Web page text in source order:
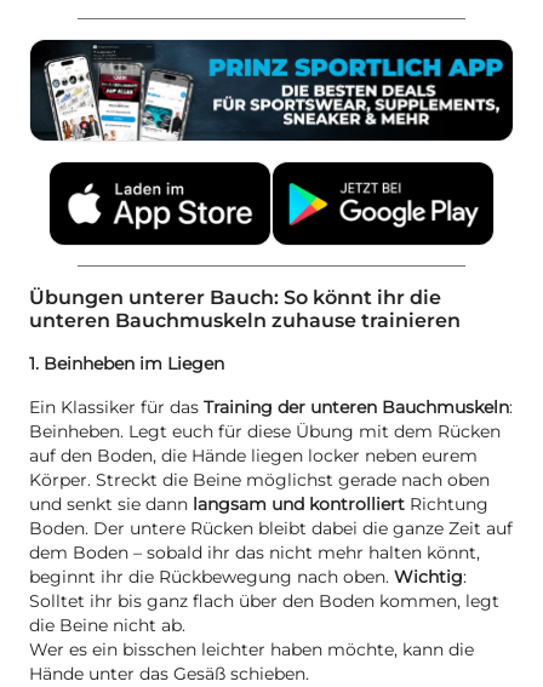
Übungen unterer Bauch: So könnt ihr die
unteren Bauchmuskeln zuhause trainieren
1. Beinheben im Liegen
Ein Klassiker für das Training der unteren Bauchmuskeln:
Beinheben. Legt euch für diese Übung mit dem Rücken
auf den Boden, die Hände liegen locker neben eurem
Körper. Streckt die Beine möglichst gerade nach oben
und senkt sie dann langsam und kontrolliert Richtung
Boden. Der untere Rücken bleibt dabei die ganze Zeit auf
dem Boden – sobald ihr das nicht mehr halten könnt,
beginnt ihr die Rückbewegung nach oben. Wichtig:
Solltet ihr bis ganz flach über den Boden kommen, legt
die Beine nicht ab.
Wer es ein bisschen leichter haben möchte, kann die
Hände unter das Gesäß schieben.